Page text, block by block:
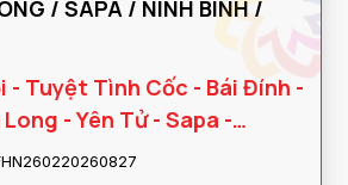
- Tuyệt Tình Cốc - Bái Đính -
- Yên Tử - Sapa -